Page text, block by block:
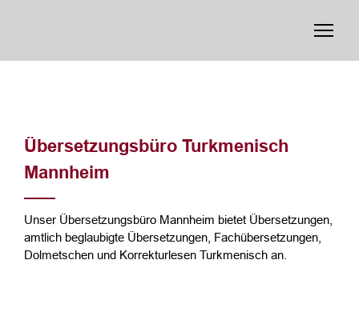
Übersetzungsbüro Turkmenisch
Mannheim
Unser Übersetzungsbüro Mannheim bietet Übersetzungen,
amtlich beglaubigte Übersetzungen, Fachübersetzungen,
Dolmetschen und Korrekturlesen Turkmenisch an.